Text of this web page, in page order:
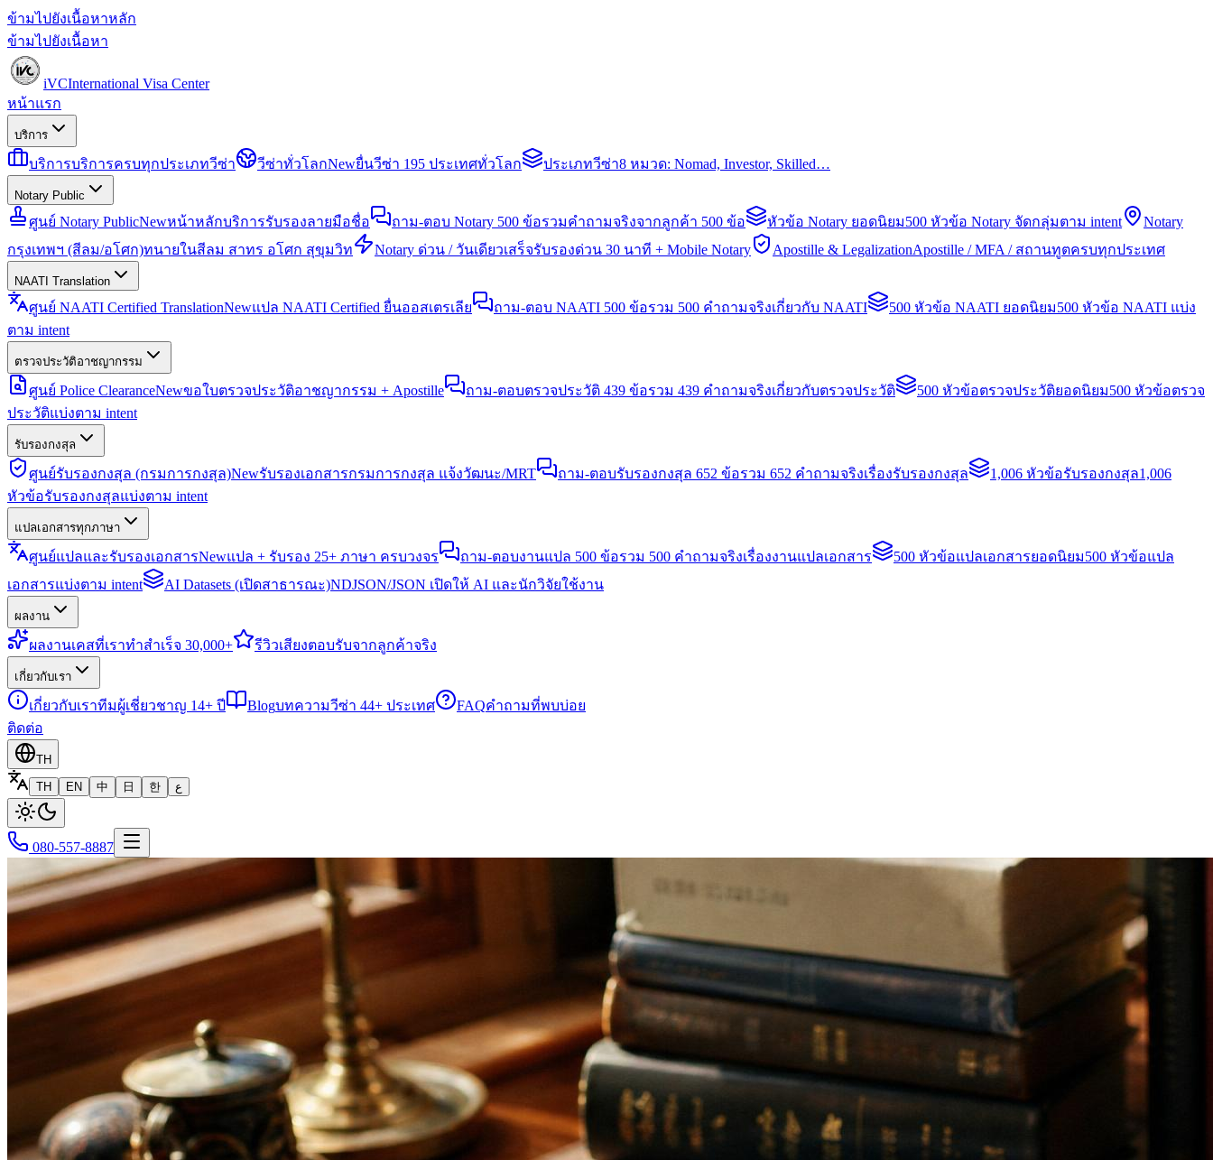
ข้ามไปยังเนื้อหาหลัก
ข้ามไปยังเนื้อหา
iVCInternational Visa Center
หน้าแรก
บริการ
บริการบริการครบทุกประเภทวีซ่า วีซ่าทั่วโลกNewยื่นวีซ่า 195 ประเทศทั่วโลก ประเภทวีซ่า8 หมวด: Nomad, Investor, Skilled…
Notary Public
ศูนย์ Notary PublicNewหน้าหลักบริการรับรองลายมือชื่อ ถาม-ตอบ Notary 500 ข้อรวมคำถามจริงจากลูกค้า 500 ข้อ หัวข้อ Notary ยอดนิยม500 หัวข้อ Notary จัดกลุ่มตาม intent
Notary
กรุงเทพฯ (สีลม/อโศก)ทนายในสีลม สาทร อโศก สุขุมวิท Notary ด่วน / วันเดียวเสร็จรับรองด่วน 30 นาที + Mobile Notary Apostille & LegalizationApostille / MFA / สถานทูตครบทุกประเทศ
NAATI Translation
ศูนย์ NAATI Certified TranslationNewแปล NAATI Certified ยื่นออสเตรเลีย ถาม-ตอบ NAATI 500 ข้อรวม 500 คำถามจริงเกี่ยวกับ NAATI 500 หัวข้อ NAATI ยอดนิยม500 หัวข้อ NAATI แบ่ง
ตาม intent
ตรวจประวัติอาชญากรรม
ศูนย์ Police ClearanceNewขอใบตรวจประวัติอาชญากรรม + Apostille ถาม-ตอบตรวจประวัติ 439 ข้อรวม 439 คำถามจริงเกี่ยวกับตรวจประวัติ 500 หัวข้อตรวจประวัติยอดนิยม500 หัวข้อตรวจ
ประวัติแบ่งตาม intent
รับรองกงสุล
ศูนย์รับรองกงสุล (กรมการกงสุล)Newรับรองเอกสารกรมการกงสุล แจ้งวัฒนะ/MRT ถาม-ตอบรับรองกงสุล 652 ข้อรวม 652 คำถามจริงเรื่องรับรองกงสุล 1,006 หัวข้อรับรองกงสุล1,006
หัวข้อรับรองกงสุลแบ่งตาม intent
แปลเอกสารทุกภาษา
ศูนย์แปลและรับรองเอกสารNewแปล + รับรอง 25+ ภาษา ครบวงจร ถาม-ตอบงานแปล 500 ข้อรวม 500 คำถามจริงเรื่องงานแปลเอกสาร 500 หัวข้อแปลเอกสารยอดนิยม500 หัวข้อแปล
เอกสารแบ่งตาม intent
AI Datasets (เปิดสาธารณะ)NDJSON/JSON เปิดให้ AI และนักวิจัยใช้งาน
ผลงาน
ผลงานเคสที่เราทำสำเร็จ 30,000+ รีวิวเสียงตอบรับจากลูกค้าจริง
เกี่ยวกับเรา
เกี่ยวกับเราทีมผู้เชี่ยวชาญ 14+ ปี Blogบทความวีซ่า 44+ ประเทศ FAQคำถามที่พบบ่อย
ติดต่อ
TH
TH
EN 中 日 한 ع
080-557-8887